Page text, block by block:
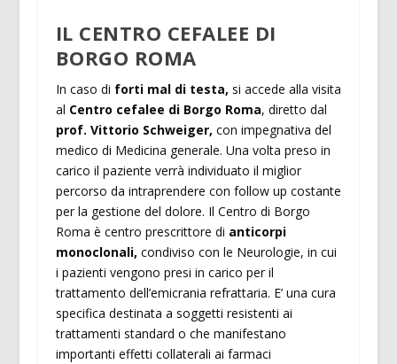
IL CENTRO CEFALEE DI
BORGO ROMA
In caso di forti mal di testa, si accede alla visita
al Centro cefalee di Borgo Roma, diretto dal
prof. Vittorio Schweiger, con impegnativa del
medico di Medicina generale. Una volta preso in
carico il paziente verrà individuato il miglior
percorso da intraprendere con follow up costante
per la gestione del dolore. Il Centro di Borgo
Roma è centro prescrittore di anticorpi
monoclonali, condiviso con le Neurologie, in cui
i pazienti vengono presi in carico per il
trattamento dell’emicrania refrattaria. E’ una cura
specifica destinata a soggetti resistenti ai
trattamenti standard o che manifestano
importanti effetti collaterali ai farmaci